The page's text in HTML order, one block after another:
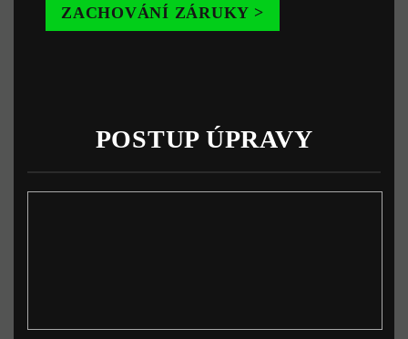
ZACHOVÁNÍ ZÁRUKY >
POSTUP ÚPRAVY